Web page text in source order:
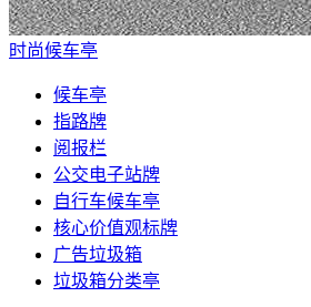
时尚候车亭
候车亭
指路牌
阅报栏
公交电子站牌
自行车候车亭
核心价值观标牌
广告垃圾箱
垃圾箱分类亭